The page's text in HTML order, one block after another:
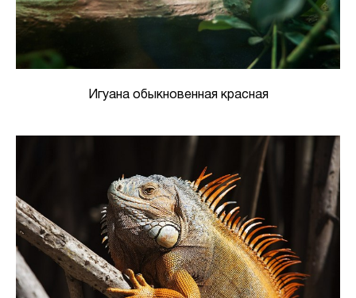
Игуана обыкновенная красная